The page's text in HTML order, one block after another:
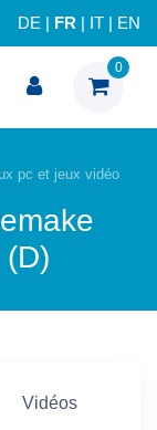
DE FR IT EN
0
pc et jeux vidéo
Vidéos